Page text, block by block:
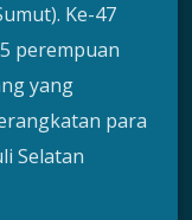
Ke-47
perempuan
yang
para
Selatan